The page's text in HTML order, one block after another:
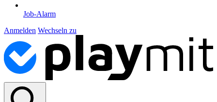
Job-Alarm
Anmelden Wechseln zu